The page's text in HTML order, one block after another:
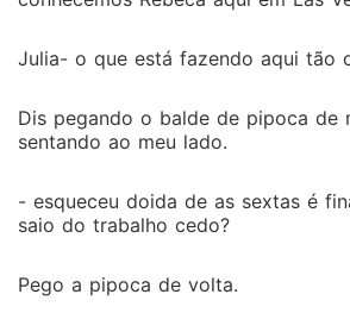
Julia- o que está fazendo aqui tão
Dis pegando o balde de pipoca de
sentando ao meu lado.
- esqueceu doida de as sextas é
saio do trabalho cedo?
Pego a pipoca de volta.